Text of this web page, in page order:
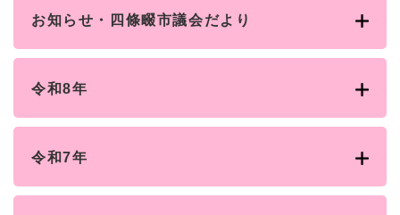
お知らせ・四條畷市議会だより
令和8年
令和7年